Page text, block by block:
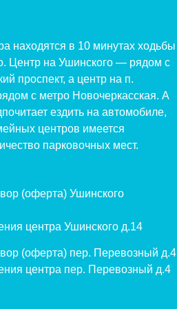
находятся в 10 минутах ходьбы
Центр на Ушинского — рядом с
проспект, а центр на п.
с метро Новочеркасская. А
ездить на автомобиле,
центров имеется
парковочных мест.
(оферта) Ушинского
центра Ушинского д.14
(оферта) пер. Перевозный д.4
центра пер. Перевозный д.4